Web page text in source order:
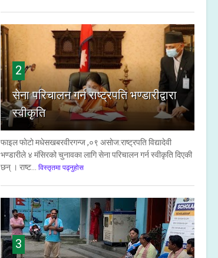
2
सेना परिचालन गर्न राष्ट्रपति भण्डारीद्वारा
स्वीकृति
फाइल फाेटाे मधेसखबरवीरगन्ज ,०९ असाेज:राष्ट्रपति विद्यादेवी
भण्डारीले ४ मंसिरको चुनावका लागि सेना परिचालन गर्न स्वीकृति दिएकी
छन् । राष्ट...
विस्तृतमा पढ्नुहोस
3